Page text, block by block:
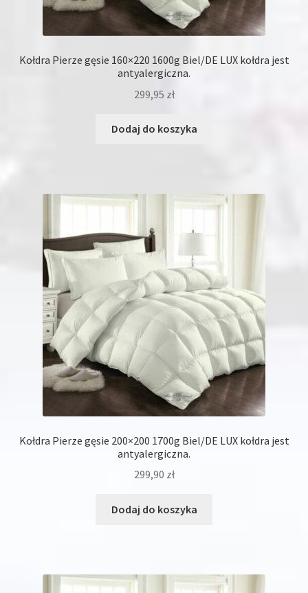
Kołdra Pierze gęsie 160×220 1600g Biel/DE LUX kołdra jest
antyalergiczna.
299,95 zł
Dodaj do koszyka
Kołdra Pierze gęsie 200×200 1700g Biel/DE LUX kołdra jest
antyalergiczna.
299,90 zł
Dodaj do koszyka